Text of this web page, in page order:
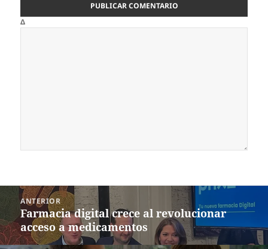
Δ
Navegación
de
entradas
ANTERIOR
Entrada
anterior:
Farmacia digital crece al revolucionar
acceso a medicamentos